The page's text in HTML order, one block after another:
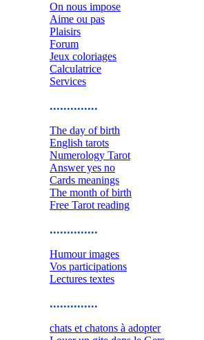
On nous impose
Aime ou pas
Plaisirs
Forum
Jeux coloriages
Calculatrice
Services
..............
The day of birth
English tarots
Numerology Tarot
Answer yes no
Cards meanings
The month of birth
Free Tarot reading
..............
Humour images
Vos participations
Lectures textes
..............
chats et chatons à adopter